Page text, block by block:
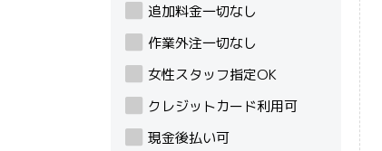
追加料金一切なし
作業外注一切なし
女性スタッフ指定OK
クレジットカード利用可
現金後払い可